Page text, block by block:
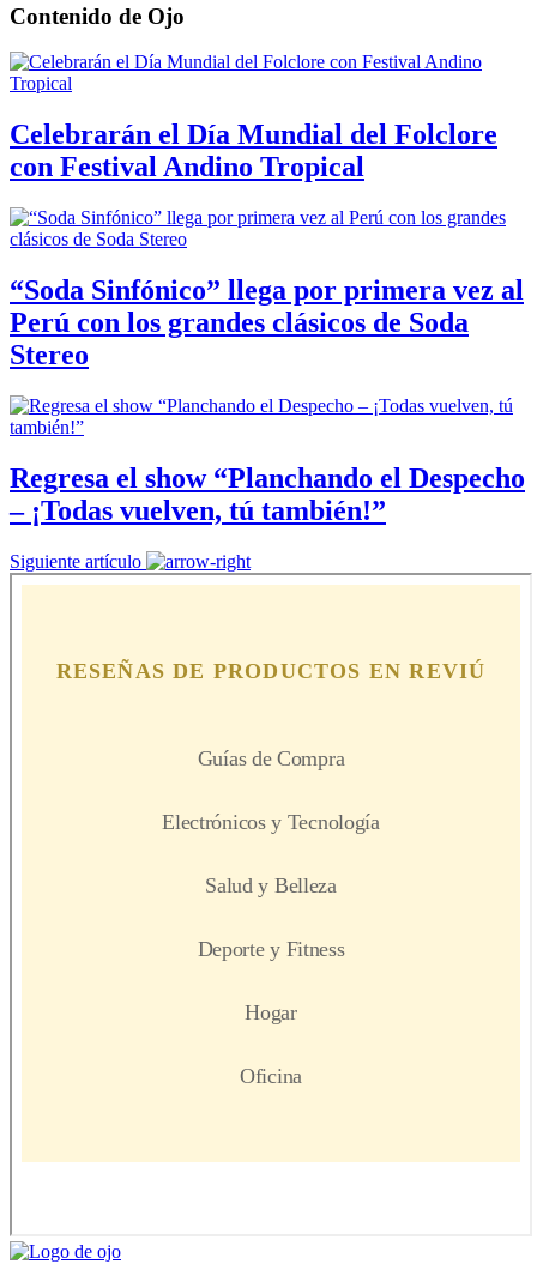
Contenido de Ojo
Celebrarán el Día Mundial del Folclore
con Festival Andino Tropical
“Soda Sinfónico” llega por primera vez al
Perú con los grandes clásicos de Soda
Stereo
Regresa el show “Planchando el Despecho
– ¡Todas vuelven, tú también!”
Siguiente artículo